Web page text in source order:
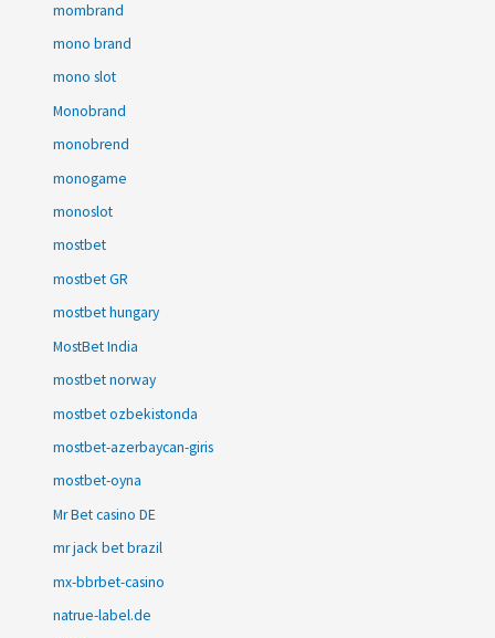
mombrand
mono brand
mono slot
Monobrand
monobrend
monogame
monoslot
mostbet
mostbet GR
mostbet hungary
MostBet India
mostbet norway
mostbet ozbekistonda
mostbet-azerbaycan-giris
mostbet-oyna
Mr Bet casino DE
mr jack bet brazil
mx-bbrbet-casino
natrue-label.de